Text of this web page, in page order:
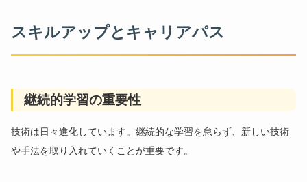
スキルアップとキャリアパス
継続的学習の重要性
技術は日々進化しています。継続的な学習を怠らず、新しい技術
や手法を取り入れていくことが重要です。